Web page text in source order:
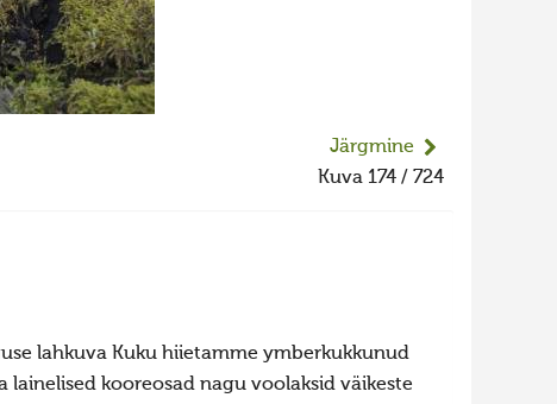
Järgmine
Kuva 174 / 724
lahkuva Kuku hiietamme ymberkukkunud
kooreosad nagu voolaksid väikeste